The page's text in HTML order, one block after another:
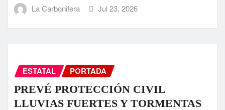
La Carbonifera Jul 23, 2026
ESTATAL PORTADA
PREVÉ PROTECCIÓN CIVIL
LLUVIAS FUERTES Y TORMENTAS